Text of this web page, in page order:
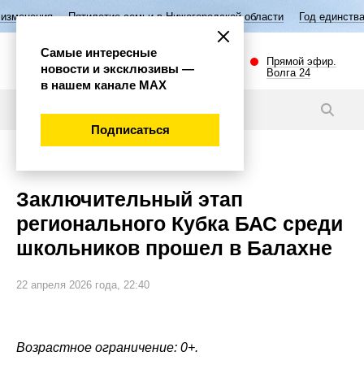
семьи в Нижегородской области Год единства народов России
Прямой эфир.
Волга 24
Заключительный этап
регионального Кубка БАС среди
школьников прошел в Балахне
22 апреля 2026 года, 22:40
Возрастное ограничение: 0+.
Самые интересные
новости и эксклюзивы —
в нашем канале МАХ
Подписаться